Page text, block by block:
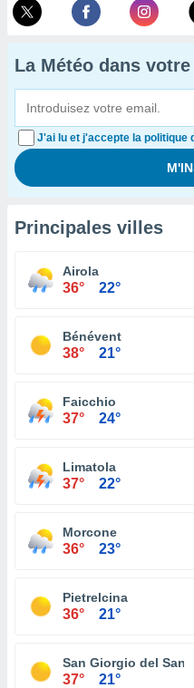
La Météo dans
J'ai lu et j'accepte la politique
Principales villes
Airola
36° 22°
Bénévent
38° 21°
Faicchio
37° 24°
Limatola
37° 22°
Morcone
36° 23°
Pietrelcina
36° 21°
San Giorgio del
37° 21°